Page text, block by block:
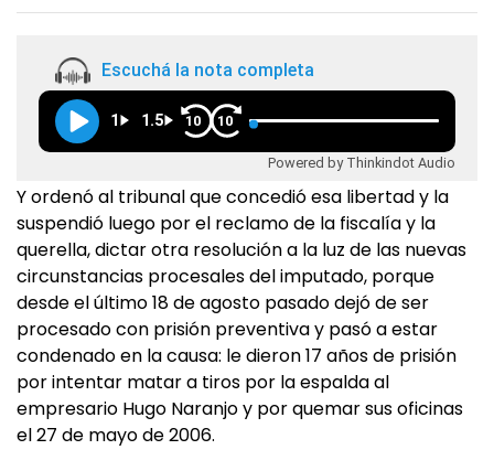
Escuchá la nota completa
1 1.5 10 10
Powered by Thinkindot Audio
Y ordenó al tribunal que concedió esa libertad y la
suspendió luego por el reclamo de la fiscalía y la
querella, dictar otra resolución a la luz de las nuevas
circunstancias procesales del imputado, porque
desde el último 18 de agosto pasado dejó de ser
procesado con prisión preventiva y pasó a estar
condenado en la causa: le dieron 17 años de prisión
por intentar matar a tiros por la espalda al
empresario Hugo Naranjo y por quemar sus oficinas
el 27 de mayo de 2006.